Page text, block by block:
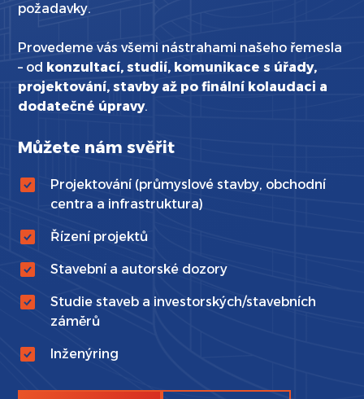
požadavky.
Provedeme vás všemi nástrahami našeho řemesla
– od konzultací, studií, komunikace s úřady,
projektování, stavby až po finální kolaudaci a
dodatečné úpravy.
Můžete nám svěřit
Projektování (průmyslové stavby, obchodní
centra a infrastruktura)
Řízení projektů
Stavební a autorské dozory
Studie staveb a investorských/stavebních
záměrů
Inženýring